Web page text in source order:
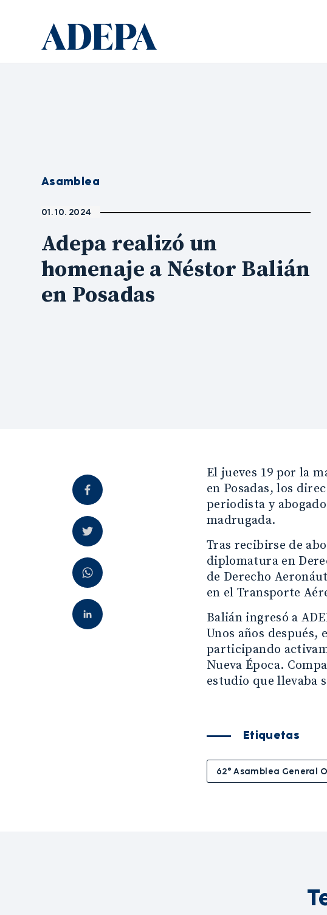
Asamblea
01. 10. 2024
Adepa realizó un
homenaje a Néstor Balián
en Posadas
El jueves 19 por la
en Posadas, los
periodista y
madrugada.
Tras recibirse de
diplomatura en
de Derecho
en el Transporte
Balián ingresó a
Unos años después,
participando
Nueva Época.
estudio que llevaba
Etiquetas
62° Asamblea General